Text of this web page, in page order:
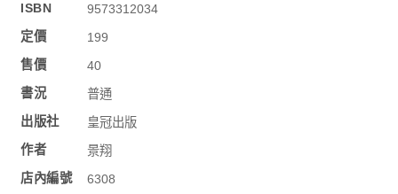
ISBN
9573312034
定價
199
售價
40
書況
普通
出版社
皇冠出版
作者
景翔
店內編號
6308